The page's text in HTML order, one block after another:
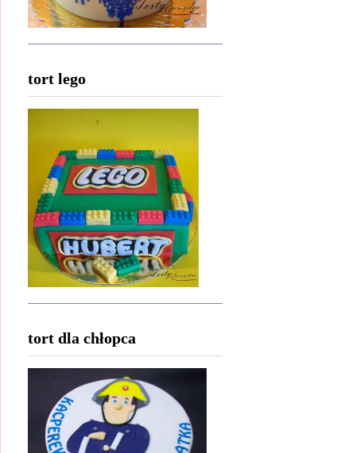
tort lego
tort dla chłopca